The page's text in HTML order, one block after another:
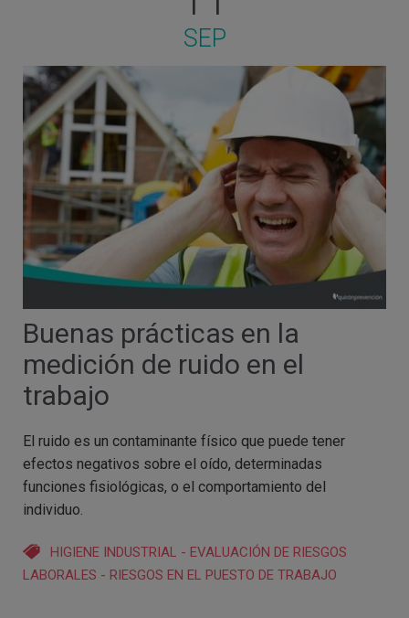
SEP
Buenas prácticas en la
medición de ruido en el
trabajo
El ruido es un contaminante físico que puede tener
efectos negativos sobre el oído, determinadas
funciones fisiológicas, o el comportamiento del
individuo.
HIGIENE INDUSTRIAL - EVALUACIÓN DE RIESGOS
LABORALES - RIESGOS EN EL PUESTO DE TRABAJO